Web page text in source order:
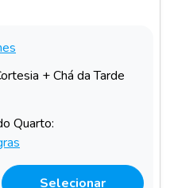
+ Chá da Tarde
Quarto:
Selecionar